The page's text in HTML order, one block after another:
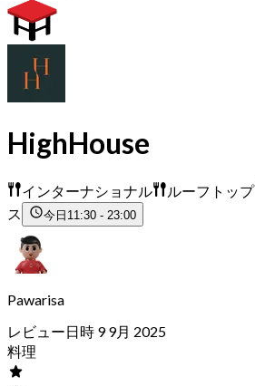
HighHouse
インターナショナル ルーフトップ
ス
今日 11:30 - 23:00
Pawarisa
レビュー日時 9 9月 2025
料理